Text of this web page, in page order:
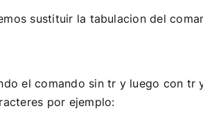
sustituir la tabulacion del
el comando sin tr y luego con tr
por ejemplo: